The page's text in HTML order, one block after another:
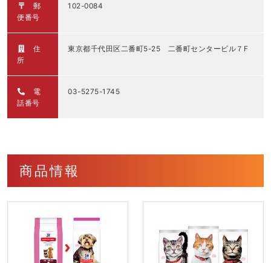
郵
便番号
102-0084
住
所
東京都千代田区二番町5-25 二番町センタービル７F
電
話番号
03-5275-1745
商品情報